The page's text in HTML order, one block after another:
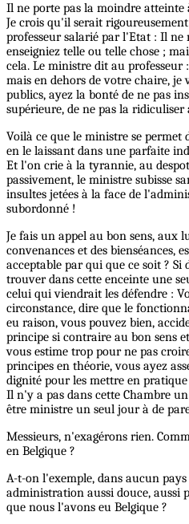
Il ne porte pas la moindre atteinte
Je crois qu'il serait
professeur salarié par l'Etat : Il ne
enseigniez telle ou telle chose ;
cela. Le ministre dit au professeur
mais en dehors de votre chaire, je
publics, ayez la bonté de ne pas
supérieure, de ne pas la
Voilà ce que le ministre se
en le laissant dans une parfaite
Et l'on crie à la tyrannie, au
passivement, le ministre subisse
insultes jetées à la face de
subordonné !
Je fais un appel au bon sens, aux
convenances et des bienséances,
acceptable par qui que ce soit ?
trouver dans cette enceinte une
celui qui viendrait les défendre :
circonstance, dire que le
eu raison, vous pouvez bien,
principe si contraire au bon sens
vous estime trop pour ne pas
principes en théorie, vous ayez
dignité pour les mettre en
Il n'y a pas dans cette Chambre
être ministre un seul jour à de
Messieurs, n'exagérons rien.
en Belgique ?
A-t-on l'exemple, dans aucun
administration aussi douce, aussi
que nous l'avons eu Belgique ?